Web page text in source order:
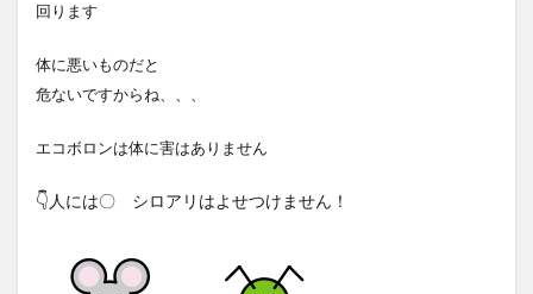
回ります
体に悪いものだと
危ないですからね、、、
エコボロンは体に害はありません
👇人には〇 シロアリはよせつけません！